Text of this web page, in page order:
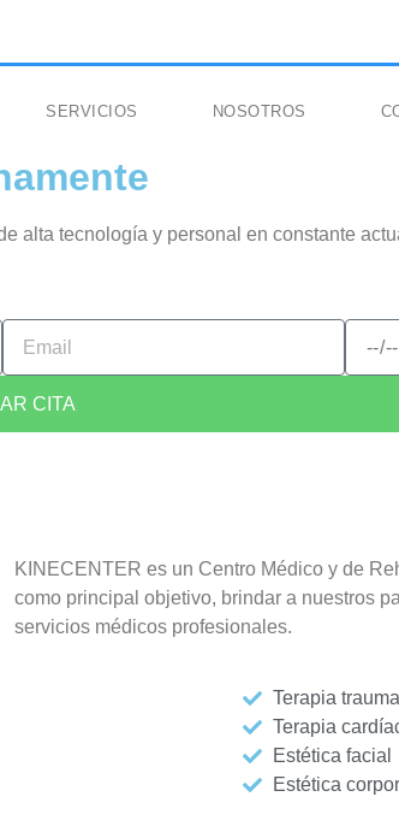
SERVICIOS NOSOTROS
alta tecnología y personal en constante
CITA
KINECENTER es un Centro Médico y de
como principal objetivo, brindar a nuestros
servicios médicos profesionales.
Terapia
Terapia
Estética facial
Estética